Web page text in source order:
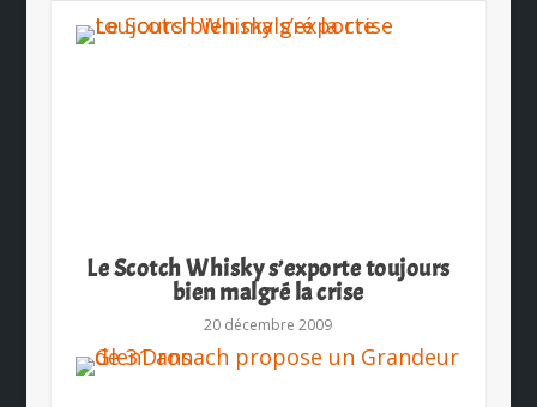
Le Scotch Whisky s’exporte toujours
bien malgré la crise
20 décembre 2009